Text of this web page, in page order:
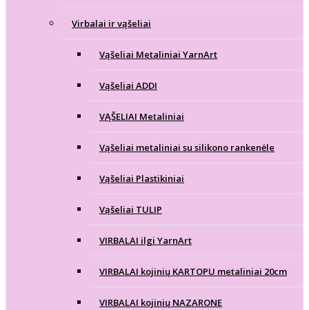
Virbalai ir vąšeliai
Vąšeliai Metaliniai YarnArt
Vąšeliai ADDI
VĄŠELIAI Metaliniai
Vąšeliai metaliniai su silikono rankenėle
Vąšeliai Plastikiniai
Vąšeliai TULIP
VIRBALAI ilgi YarnArt
VIRBALAI kojinių KARTOPU metaliniai 20cm
VIRBALAI kojinių NAZARONE